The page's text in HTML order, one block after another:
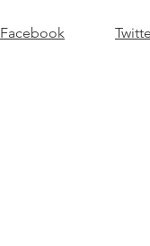
Facebook